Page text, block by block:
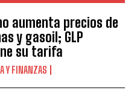
aumenta precios de
y gasoil; GLP
su tarifa
Y FINANZAS